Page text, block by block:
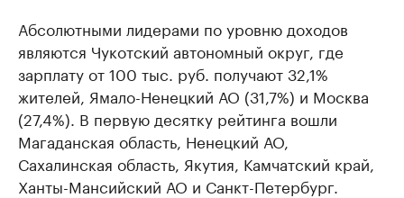
Абсолютными лидерами по уровню доходов
являются Чукотский автономный округ, где
зарплату от 100 тыс. руб. получают 32,1%
жителей, Ямало-Ненецкий АО (31,7%) и Москва
(27,4%). В первую десятку рейтинга вошли
Магаданская область, Ненецкий АО,
Сахалинская область, Якутия, Камчатский край,
Ханты-Мансийский АО и Санкт-Петербург.